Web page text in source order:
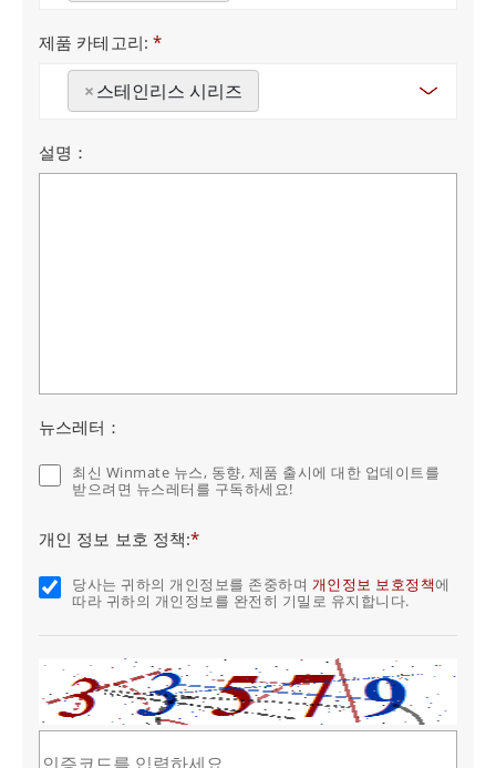
제품 카테고리: *
×스테인리스 시리즈
설명：
뉴스레터：
최신 Winmate 뉴스, 동향, 제품 출시에 대한 업데이트를
받으려면 뉴스레터를 구독하세요!
개인 정보 보호 정책:*
당사는 귀하의 개인정보를 존중하며 개인정보 보호정책에
따라 귀하의 개인정보를 완전히 기밀로 유지합니다.